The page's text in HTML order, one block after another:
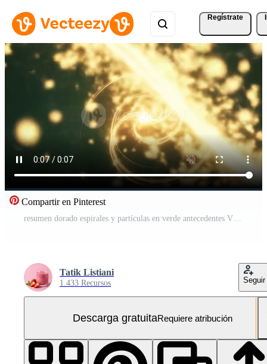
Regístrate
Compartir en Pinterest
resumen dorado espirales y partículas en verde antecedentes Vídeo Gratis
Tatik Listiani
1.433 Recursos Seguir
Descarga gratuitaRequiere atribución